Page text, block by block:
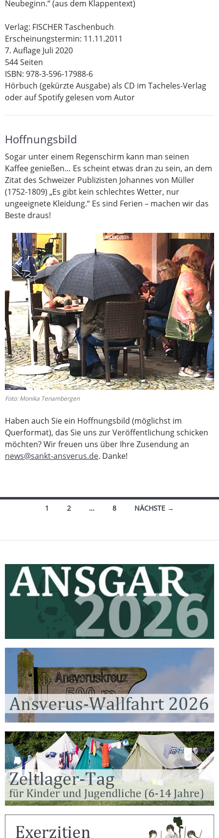
Neubeginn.“ (aus dem Klappentext)
Verlag: FISCHER Taschenbuch
Erscheinungstermin: 11.11.2011
7. Auflage Juli 2020
544 Seiten
ISBN: 978-3-596-17988-6
Hörbuch (gekürzte Ausgabe) als CD im Tacheles-Verlag
oder auf Spotify gelesen vom Autor
Hoffnungsbild
Sogar unter einem Regenschirm kann man seinen
Kaffee genießen… Es scheint etwas dran zu sein, an dem
Zitat des Schweizer Publizisten Johannes von Müller
(1752-1809) „Es gibt kein schlechtes Wetter, nur
ungeeignete Kleidung.“ Es sind Ferien – machen wir das
Beste draus!
Foto: Monika Tenambergen
Haben auch Sie ein Hoffnungsbild (möglichst im
Querformat), das Sie uns zur Veröffentlichung schicken
möchten? Wir freuen uns über Ihre Zusendung an
news@sankt-ansverus.de. Danke!
Beitragsnavigation
1 2 … 8 NÄCHSTE →